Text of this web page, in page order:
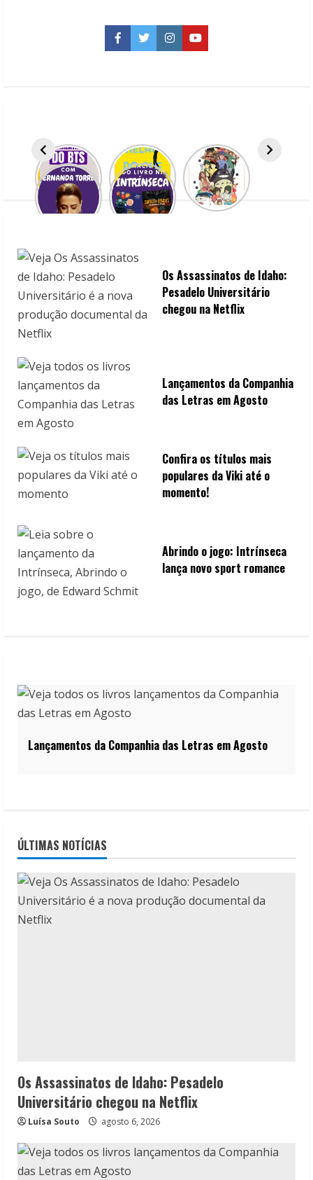
n
g
Facebook
TwitterInstagramYouTube
Os Assassinatos de Idaho:
Pesadelo Universitário
chegou na Netflix
Lançamentos da Companhia
das Letras em Agosto
Confira os títulos mais
populares da Viki até o
momento!
Abrindo o jogo: Intrínseca
lança novo sport romance
Lançamentos da Companhia das Letras em Agosto
ÚLTIMAS NOTÍCIAS
Os Assassinatos de Idaho: Pesadelo
Universitário chegou na Netflix
Luísa Souto agosto 6, 2026